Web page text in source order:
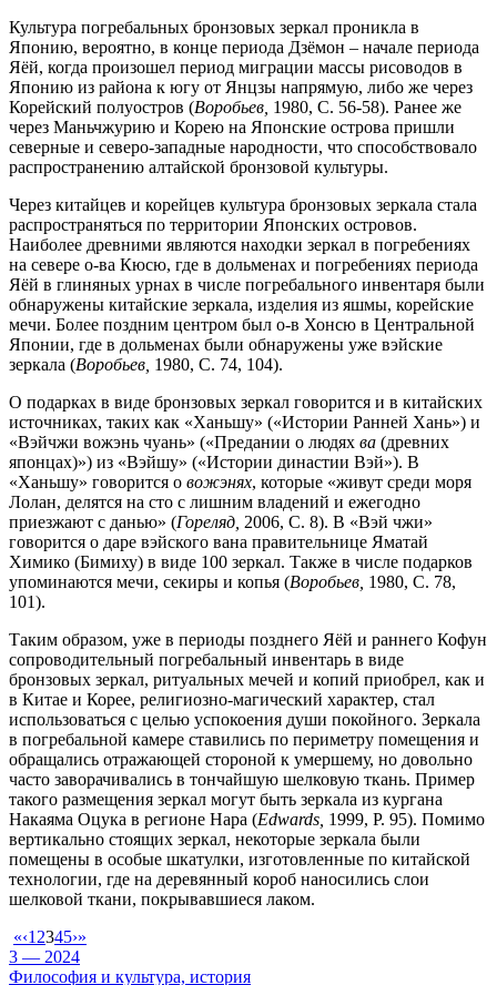
Культура погребальных бронзовых зеркал проникла в
Японию, вероятно, в конце периода Дзёмон – начале периода
Яёй, когда произошел период миграции массы рисоводов в
Японию из района к югу от Янцзы напрямую, либо же через
Корейский полуостров (Воробьев, 1980, C. 56-58). Ранее же
через Маньчжурию и Корею на Японские острова пришли
северные и северо-западные народности, что способствовало
распространению алтайской бронзовой культуры.
Через китайцев и корейцев культура бронзовых зеркала стала
распространяться по территории Японских островов.
Наиболее древними являются находки зеркал в погребениях
на севере о-ва Кюсю, где в дольменах и погребениях периода
Яёй в глиняных урнах в числе погребального инвентаря были
обнаружены китайские зеркала, изделия из яшмы, корейские
мечи. Более поздним центром был о-в Хонсю в Центральной
Японии, где в дольменах были обнаружены уже вэйские
зеркала (Воробьев, 1980, C. 74, 104).
О подарках в виде бронзовых зеркал говорится и в китайских
источниках, таких как «Ханьшу» («Истории Ранней Хань») и
«Вэйчжи вожэнь чуань» («Предании о людях ва (древних
японцах)») из «Вэйшу» («Истории династии Вэй»). В
«Ханьшу» говорится о вожэнях, которые «живут среди моря
Лолан, делятся на сто с лишним владений и ежегодно
приезжают с данью» (Гореляд, 2006, C. 8). В «Вэй чжи»
говорится о даре вэйского вана правительнице Яматай
Химико (Бимиху) в виде 100 зеркал. Также в числе подарков
упоминаются мечи, секиры и копья (Воробьев, 1980, C. 78,
101).
Таким образом, уже в периоды позднего Яёй и раннего Кофун
сопроводительный погребальный инвентарь в виде
бронзовых зеркал, ритуальных мечей и копий приобрел, как и
в Китае и Корее, религиозно-магический характер, стал
использоваться с целью успокоения души покойного. Зеркала
в погребальной камере ставились по периметру помещения и
обращались отражающей стороной к умершему, но довольно
часто заворачивались в тончайшую шелковую ткань. Пример
такого размещения зеркал могут быть зеркала из кургана
Накаяма Оцука в регионе Нара (Edwards 1999, P. 95). Помимо
вертикально стоящих зеркал, некоторые зеркала были
помещены в особые шкатулки, изготовленные по китайской
технологии, где на деревянный короб наносились слои
шелковой ткани, покрывавшиеся лаком.
«‹1 2345›»
3 — 2024
Философия и культура, история